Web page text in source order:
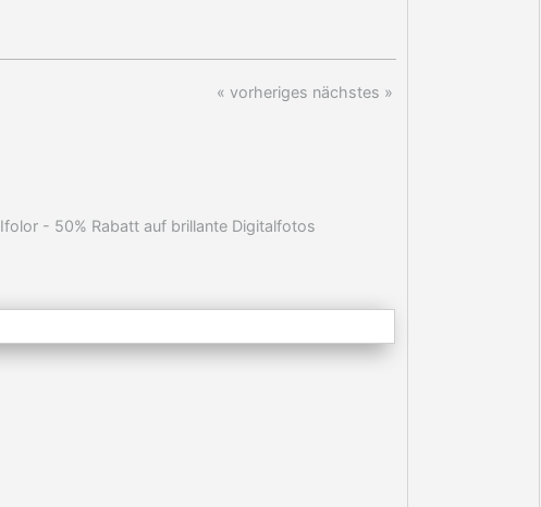
« vorheriges nächstes »
Ifolor - 50% Rabatt auf brillante Digitalfotos